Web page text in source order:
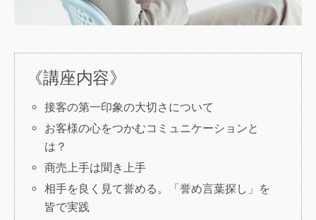
《講座内容》
接客の第一印象の大切さについて
お客様の心をつかむコミュニケーションと
は？
商売上手は聞き上手
相手を良く見て誉める。「誉め言葉探し」を
皆で実践